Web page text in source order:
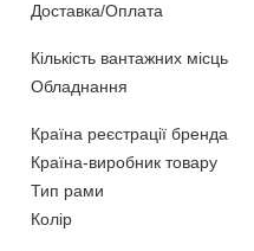
Доставка/Оплата
Кількість вантажних місць
Обладнання
Країна реєстрації бренда
Країна-виробник товару
Тип рами
Колір